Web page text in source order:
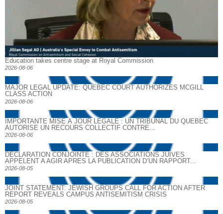
Education takes centre stage at Royal Commission
2026-08-06
MAJOR LEGAL UPDATE: QUEBEC COURT AUTHORIZES MCGILL
CLASS ACTION
2026-08-06
IMPORTANTE MISE À JOUR LÉGALE : UN TRIBUNAL DU QUÉBEC
AUTORISE UN RECOURS COLLECTIF CONTRE...
2026-08-06
DECLARATION CONJOINTE : DES ASSOCIATIONS JUIVES
APPELENT A AGIR APRES LA PUBLICATION D’UN RAPPORT...
2026-08-05
JOINT STATEMENT: JEWISH GROUPS CALL FOR ACTION AFTER
REPORT REVEALS CAMPUS ANTISEMITISM CRISIS
2026-08-05